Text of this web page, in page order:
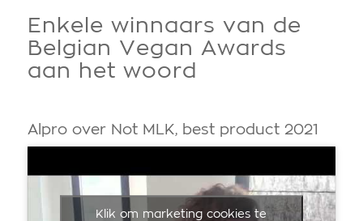
Enkele winnaars van de
Belgian Vegan Awards
aan het woord
Alpro over Not MLK, best product 2021
Klik om marketing cookies te